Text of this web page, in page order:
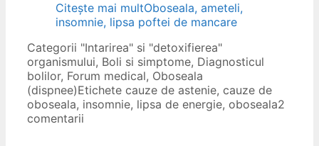
Citește mai multOboseala, ameteli,
insomnie, lipsa poftei de mancare
Categorii "Intarirea" si "detoxifierea"
organismului, Boli si simptome, Diagnosticul
bolilor, Forum medical, Oboseala
(dispnee)Etichete cauze de astenie, cauze de
oboseala, insomnie, lipsa de energie, oboseala2
comentarii